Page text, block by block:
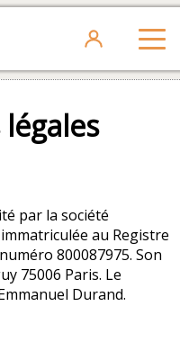
par la société
au Registre
800087975. Son
75006 Paris. Le
Durand.